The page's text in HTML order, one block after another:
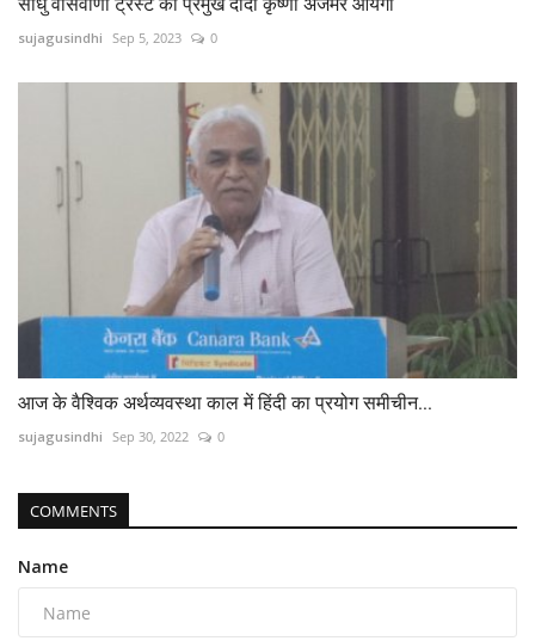
sujagusindhi Sep 5, 2023 0
आज के वैश्विक अर्थव्यवस्था काल में हिंदी का प्रयोग समीचीन...
sujagusindhi Sep 30, 2022 0
COMMENTS
Name